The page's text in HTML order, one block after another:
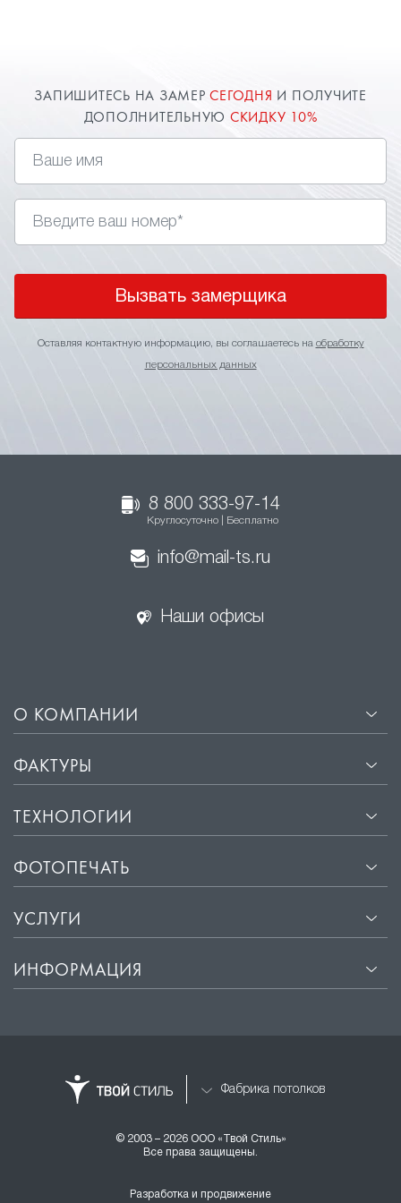
необыкновенное освещение. Заказать и
установить натяжные потолки в спальню вы
ЗАПИШИТЕСЬ НА ЗАМЕРСЕГОДНЯ И ПОЛУЧИТЕ
ДОПОЛНИТЕЛЬНУЮ СКИДКУ 10%
Вызвать замерщика
Оставляя контактную информацию, вы соглашаетесь на обработку
персональных данных
8 800 333-97-14
Круглосуточно | Бесплатно
info@mail-ts.ru
Наши офисы
О КОМПАНИИ
ФАКТУРЫ
ТЕХНОЛОГИИ
ФОТОПЕЧАТЬ
УСЛУГИ
ИНФОРМАЦИЯ
Фабрика потолков
© 2003 – 2026 ООО «Твой Стиль»
Все права защищены.
Разработка и продвижение